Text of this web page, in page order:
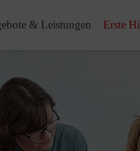
& Leistungen Erste